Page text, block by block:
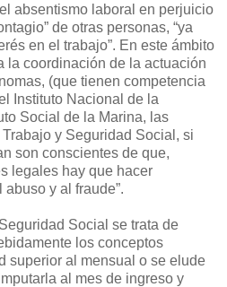
absentismo laboral en perjuicio
de otras personas, “ya
en el trabajo”. En este ámbito
la coordinación de la actuación
(que tienen competencia
Instituto Nacional de la
Social de la Marina, las
y Seguridad Social, si
son conscientes de que,
legales hay que hacer
y al fraude”.
Social se trata de
los conceptos
superior al mensual o se elude
al mes de ingreso y